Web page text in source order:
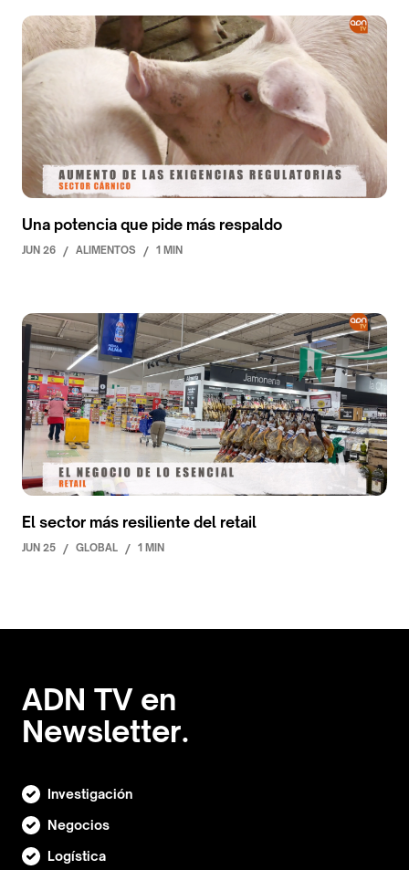
Una potencia que pide más respaldo
JUN 26 / ALIMENTOS / 1 MIN
El sector más resiliente del retail
JUN 25 / GLOBAL / 1 MIN
ADN TV en
Newsletter.
Investigación
Negocios
Logística